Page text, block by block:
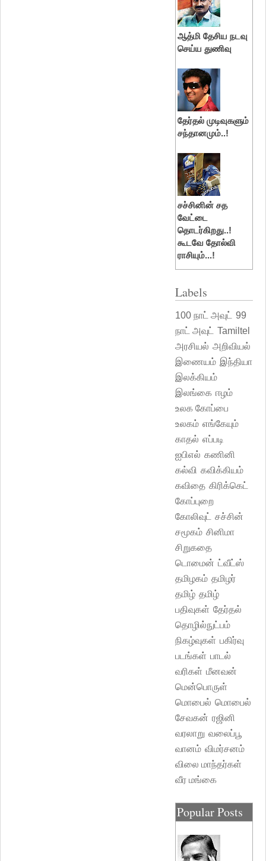
ஆத்மி தேசிய நடவு
செய்ய துணிவு
தேர்தல் முடிவுகளும்
சந்தானமும்..!
சச்சினின் சத
வேட்டை
தொடர்கிறது..!
கூடவே தோல்வி
ராசியும்...!
Labels
100 நாட் அவுட்
99
நாட் அவுட்
Tamiltel
அரசியல் அறிவியல்
இணையம் இந்தியா
இலக்கியம்
இலங்கை ஈழம்
உலக கோப்பை
உலகம் எங்கேயும்
காதல் எப்படி
ஐபிஎல் கணினி
கல்வி கவிக்கியம்
கவிதை கிரிக்கெட்
கோப்புறை
கோலிவுட்
சச்சின்
சமூகம் சினிமா
சிறுகதை
டொமைன் ட்வீட்ஸ்
தமிழகம் தமிழர்
தமிழ் தமிழ்
பதிவுகள் தேர்தல்
தொழில்நுட்பம்
நிகழ்வுகள் பகிர்வு
படங்கள் பாடல்
வரிகள் மீனவன்
மென்பொருள்
மொபைல் மொபைல்
சேவகன் ரஜினி
வரலாறு வலைப்பூ
வானம் விமர்சனம்
விலை மாந்தர்கள்
வீர மங்கை
Popular Posts